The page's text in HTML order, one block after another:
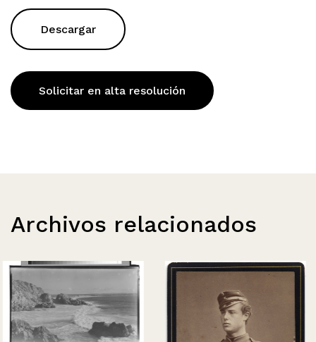
Descargar
Solicitar en alta resolución
Archivos relacionados